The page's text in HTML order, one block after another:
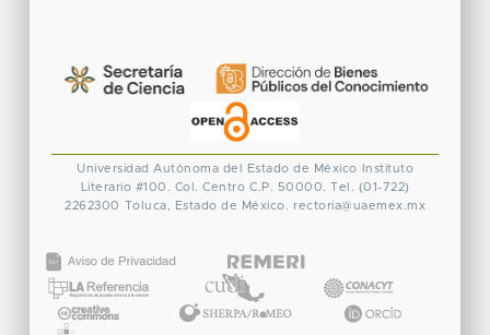
Universidad Autónoma del Estado de México
Instituto
Literario #100. Col. Centro C.P. 50000. Tel. (01-722)
2262300 Toluca, Estado de México. rectoria@uaemex.mx